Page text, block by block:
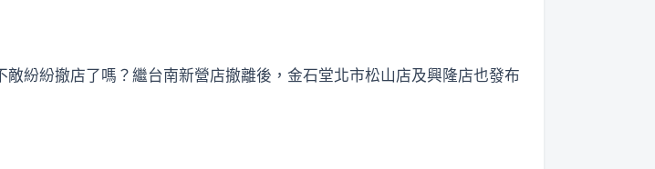
紛紛撤店了嗎？繼台南新營店撤離後，金石堂北市松山店及興隆店也發布